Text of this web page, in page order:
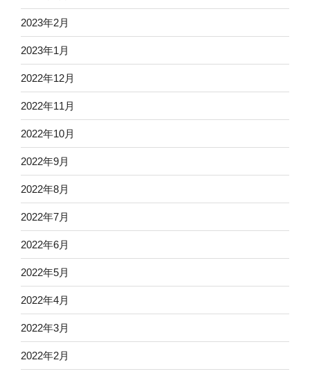
2023年2月
2023年1月
2022年12月
2022年11月
2022年10月
2022年9月
2022年8月
2022年7月
2022年6月
2022年5月
2022年4月
2022年3月
2022年2月